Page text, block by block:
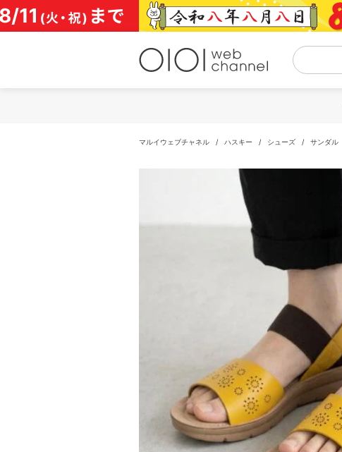
コ
ン
テ
マルイウェブチャネル / ハスキー / シューズ / サンダル